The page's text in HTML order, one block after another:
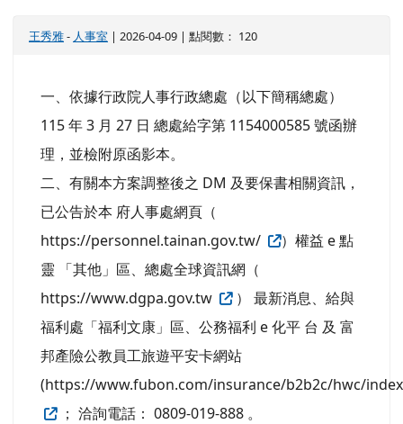
王秀雅- 人事室 | 2026-04-09 | 點閱數： 120
一、依據行政院人事行政總處（以下簡稱總處）
115 年 3 月 27 日 總處給字第 1154000585 號函辦
理，並檢附原函影本。
二、有關本方案調整後之 DM 及要保書相關資訊，
已公告於本 府人事處網頁（
https://personnel.tainan.gov.tw/
）權益 e 點
靈 「其他」區、總處全球資訊網（
https://www.dgpa.gov.tw
） 最新消息、給與
福利處「福利文康」區、公務福利 e 化平 台 及 富
邦產險公教員工旅遊平安卡網站
(https://www.fubon.com/insurance/b2b2c/hwc/
； 洽詢電話： 0809-019-888 。